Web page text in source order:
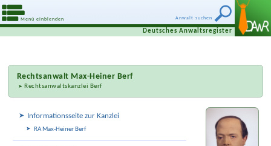
Anwalt suchen
Menü einblenden
Deutsches Anwaltsregister
Rechtsanwalt Max-Heiner Berf
Rechtsanwaltskanzlei Berf
Informationsseite zur Kanzlei
RA Max-Heiner Berf